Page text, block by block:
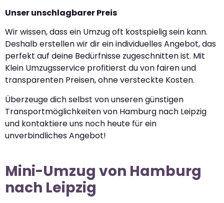
Unser unschlagbarer Preis
Wir wissen, dass ein Umzug oft kostspielig sein kann.
Deshalb erstellen wir dir ein individuelles Angebot, das
perfekt auf deine Bedürfnisse zugeschnitten ist. Mit
Klein Umzugsservice profitierst du von fairen und
transparenten Preisen, ohne versteckte Kosten.
Überzeuge dich selbst von unseren günstigen
Transportmöglichkeiten von Hamburg nach Leipzig
und kontaktiere uns noch heute für ein
unverbindliches Angebot!
Mini-Umzug von Hamburg
nach Leipzig